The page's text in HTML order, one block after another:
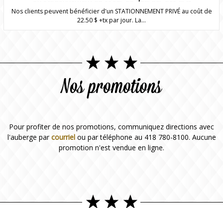
Nos clients peuvent bénéficier d'un STATIONNEMENT PRIVÉ au coût de
22.50 $ +tx par jour. La...
Nos promotions
Pour profiter de nos promotions, communiquez directions avec
l'auberge parcourrielou par téléphone au 418 780-8100. Aucune
promotion n'est vendue en ligne.